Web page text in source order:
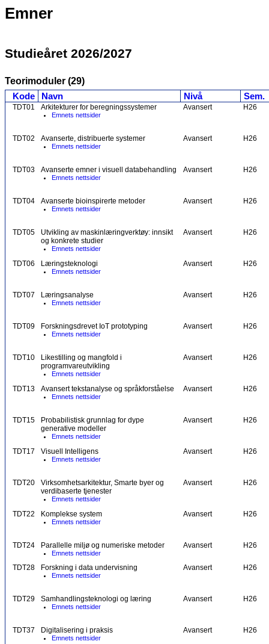
Emner
Studieåret 2026/2027
Teorimoduler (29)
Kode
Navn Nivå Sem.
TDT01 Arkitekturer for beregningssystemer
Emnets nettsider
Avansert H26
TDT02 Avanserte, distribuerte systemer
Emnets nettsider
Avansert H26
TDT03 Avanserte emner i visuell databehandling
Emnets nettsider
Avansert H26
TDT04 Avanserte bioinspirerte metoder
Emnets nettsider
Avansert H26
TDT05
Utvikling av maskinlæringverktøy: innsikt
og konkrete studier
Emnets nettsider
Avansert H26
TDT06 Læringsteknologi
Emnets nettsider
Avansert H26
TDT07 Læringsanalyse
Emnets nettsider
Avansert H26
TDT09 Forskningsdrevet IoT prototyping
Emnets nettsider
Avansert H26
TDT10
Likestilling og mangfold i
programvareutvikling
Emnets nettsider
Avansert H26
TDT13 Avansert tekstanalyse og språkforståelse
Emnets nettsider
Avansert H26
TDT15
Probabilistisk grunnlag for dype
generative modeller
Emnets nettsider
Avansert H26
TDT17 Visuell Intelligens
Emnets nettsider
Avansert H26
TDT20
Virksomhetsarkitektur, Smarte byer og
verdibaserte tjenester
Emnets nettsider
Avansert H26
TDT22 Komplekse system
Emnets nettsider
Avansert H26
TDT24 Parallelle miljø og numeriske metoder
Emnets nettsider
Avansert H26
TDT28 Forskning i data undervisning
Emnets nettsider
Avansert H26
TDT29 Samhandlingsteknologi og læring
Emnets nettsider
Avansert H26
TDT37 Digitalisering i praksis
Emnets nettsider
Avansert H26